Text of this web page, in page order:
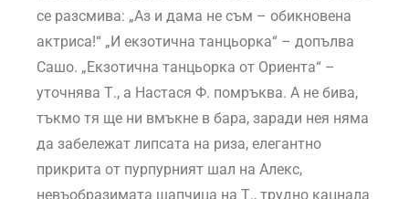
се разсмива: „Аз и дама не съм – обикновена
актриса!“ „И екзотична танцьорка“ – допълва
Сашо. „Екзотична танцьорка от Ориента“ –
уточнява Т., а Настася Ф. помръква. А не бива,
тъкмо тя ще ни вмъкне в бара, заради нея няма
да забележат липсата на риза, елегантно
прикрита от пурпурният шал на Алекс,
невъобразимата шапчица на Т., трудно кацнала